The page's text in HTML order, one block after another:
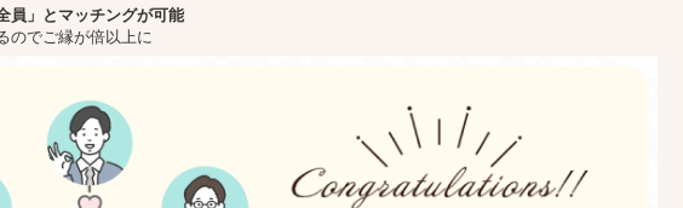
員」とマッチングが可能
のでご縁が倍以上に